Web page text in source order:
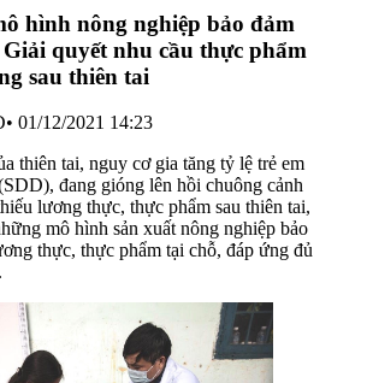
hình nông nghiệp bảo đảm
quyết nhu cầu thực phẩm
sau thiên tai
• 01/12/2021 14:23
thiên tai, nguy cơ gia tăng tỷ lệ trẻ em
đang gióng lên hồi chuông cảnh
lương thực, thực phẩm sau thiên tai,
mô hình sản xuất nông nghiệp bảo
thực, thực phẩm tại chỗ, đáp ứng đủ